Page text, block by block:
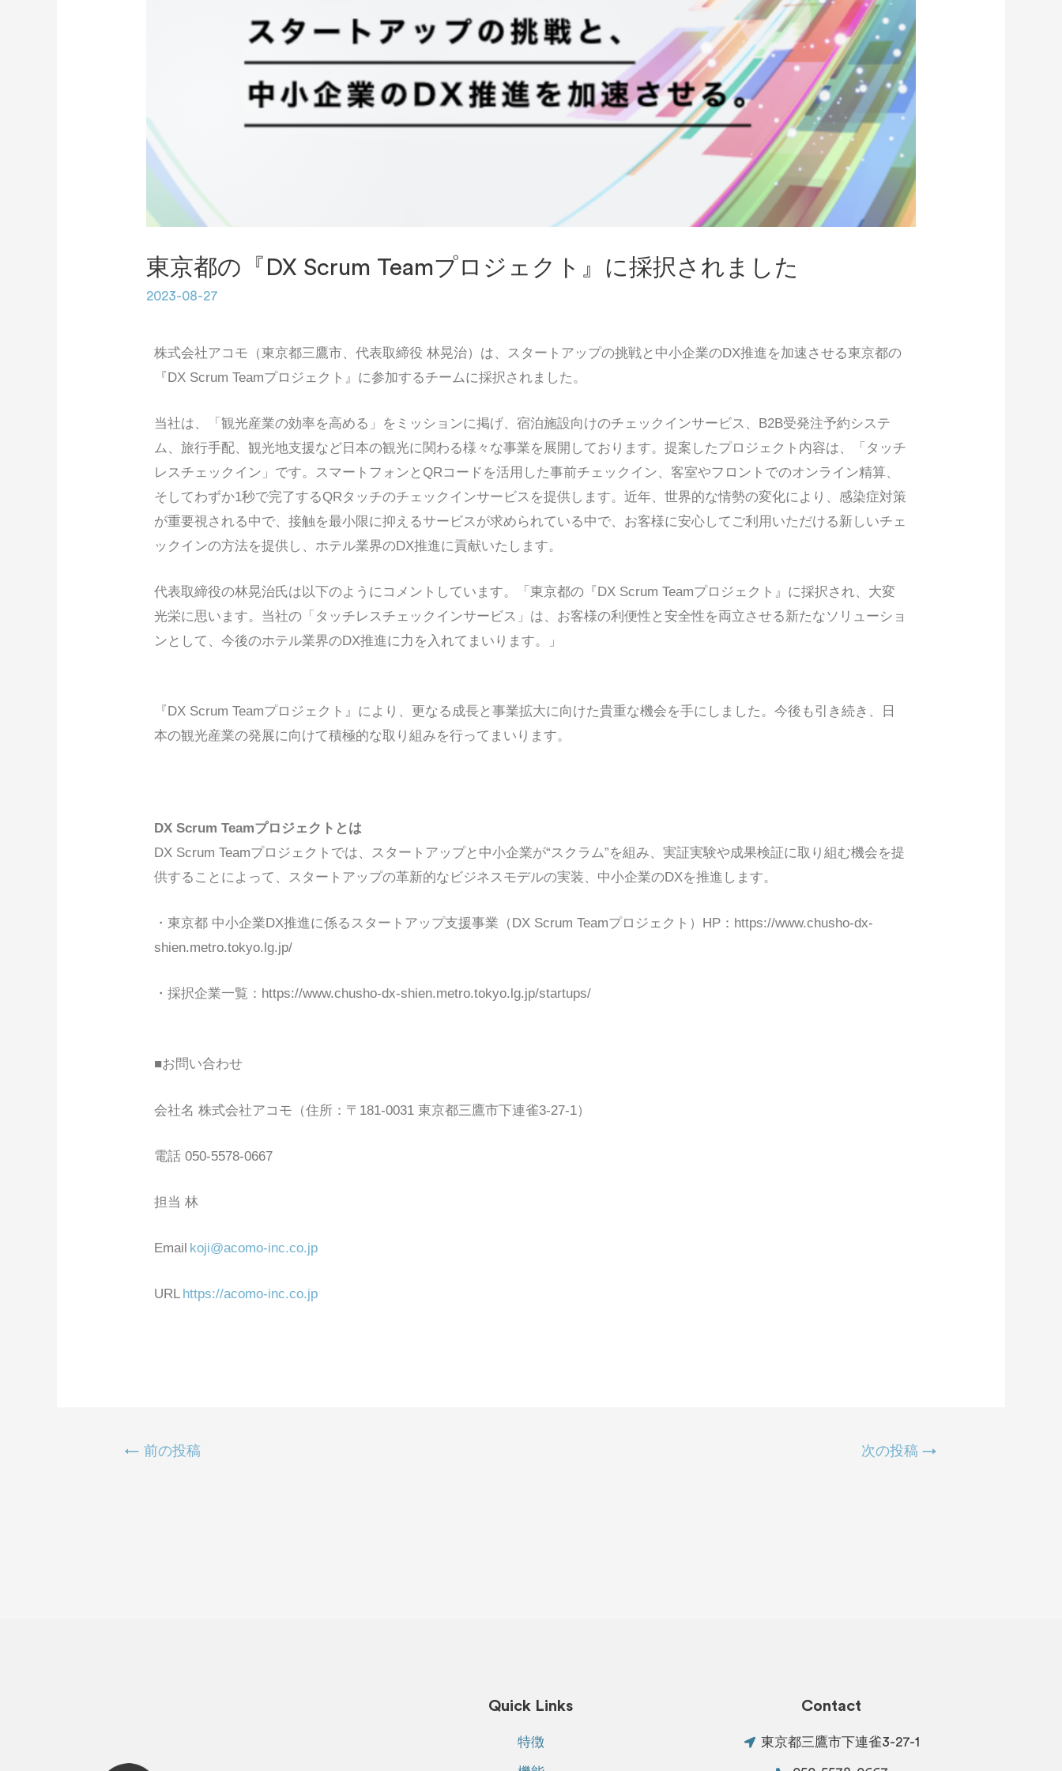
東京都の『DX Scrum Teamプロジェクト』に採択されました
2023-08-27
株式会社アコモ（東京都三鷹市、代表取締役 林晃治）は、スタートアップの挑戦と中小企業のDX推進を加速させる東京都の
『DX Scrum Teamプロジェクト』に参加するチームに採択されました。
当社は、「観光産業の効率を高める」をミッションに掲げ、宿泊施設向けのチェックインサービス、B2B受発注予約システ
ム、旅行手配、観光地支援など日本の観光に関わる様々な事業を展開しております。提案したプロジェクト内容は、「タッチ
レスチェックイン」です。スマートフォンとQRコードを活用した事前チェックイン、客室やフロントでのオンライン精算、
そしてわずか1秒で完了するQRタッチのチェックインサービスを提供します。近年、世界的な情勢の変化により、感染症対策
が重要視される中で、接触を最小限に抑えるサービスが求められている中で、お客様に安心してご利用いただける新しいチェ
ックインの方法を提供し、ホテル業界のDX推進に貢献いたします。
代表取締役の林晃治氏は以下のようにコメントしています。「東京都の『DX Scrum Teamプロジェクト』に採択され、大変
光栄に思います。当社の「タッチレスチェックインサービス」は、お客様の利便性と安全性を両立させる新たなソリューショ
ンとして、今後のホテル業界のDX推進に力を入れてまいります。」
『DX Scrum Teamプロジェクト』により、更なる成長と事業拡大に向けた貴重な機会を手にしました。今後も引き続き、日
本の観光産業の発展に向けて積極的な取り組みを行ってまいります。
DX Scrum Teamプロジェクトとは
DX Scrum Teamプロジェクトでは、スタートアップと中小企業が“スクラム”を組み、実証実験や成果検証に取り組む機会を提
供することによって、スタートアップの革新的なビジネスモデルの実装、中小企業のDXを推進します。
・東京都 中小企業DX推進に係るスタートアップ支援事業（DX Scrum Teamプロジェクト）HP：https://www.chusho-dx-
shien.metro.tokyo.lg.jp/
・採択企業一覧：https://www.chusho-dx-shien.metro.tokyo.lg.jp/startups/
■お問い合わせ
会社名 株式会社アコモ（住所：〒181-0031 東京都三鷹市下連雀3-27-1）
電話 050-5578-0667
担当 林
Email koji@acomo-inc.co.jp
URL https://acomo-inc.co.jp
← 前の投稿 次の投稿→
Quick Links
特徴
Contact
東京都三鷹市下連雀3-27-1